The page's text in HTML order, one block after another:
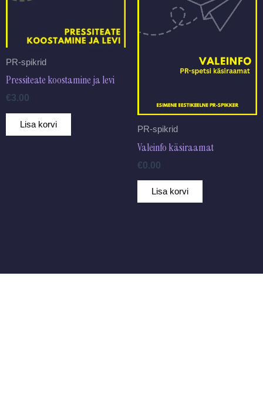
PR-spikrid
Pressiteate koostamine ja levi
€3.00
Lisa korvi PR-spikrid
Valeinfo käsiraamat
€0.00
Lisa korvi